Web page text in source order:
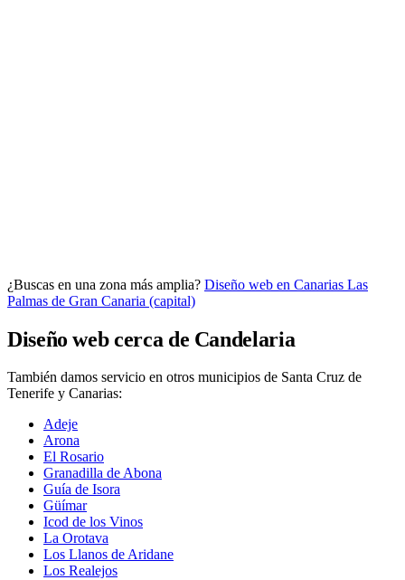
Quiero mi panel
¿Buscas en una zona más amplia? Diseño web en Canarias Las
Palmas de Gran Canaria (capital)
Diseño web cerca de Candelaria
También damos servicio en otros municipios de Santa Cruz de
Tenerife y Canarias:
Adeje
Arona
El Rosario
Granadilla de Abona
Guía de Isora
Güímar
Icod de los Vinos
La Orotava
Los Llanos de Aridane
Los Realejos